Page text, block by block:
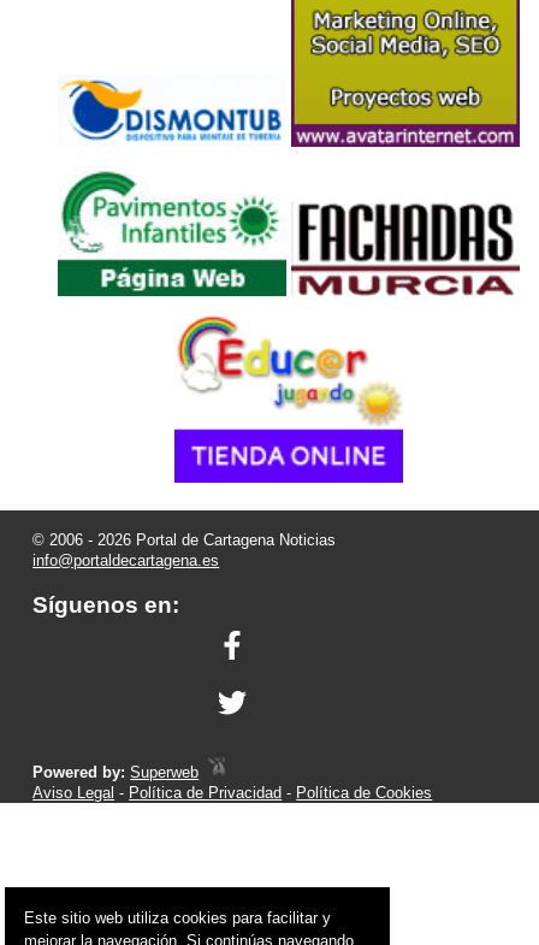
© 2006 - 2026 Portal de Cartagena Noticias
info@portaldecartagena.es
Síguenos en:
Powered by:Superweb
Aviso Legal - Política de Privacidad - Política de Cookies
Este sitio web utiliza cookies para facilitar y
mejorar la navegación. Si continúas navegando,